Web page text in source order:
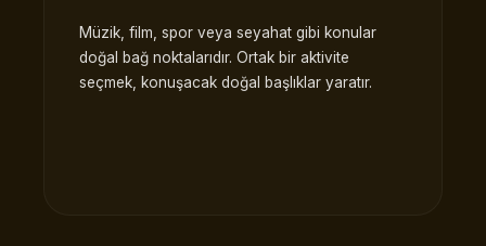
Müzik, film, spor veya seyahat gibi konular
doğal bağ noktalarıdır. Ortak bir aktivite
seçmek, konuşacak doğal başlıklar yaratır.